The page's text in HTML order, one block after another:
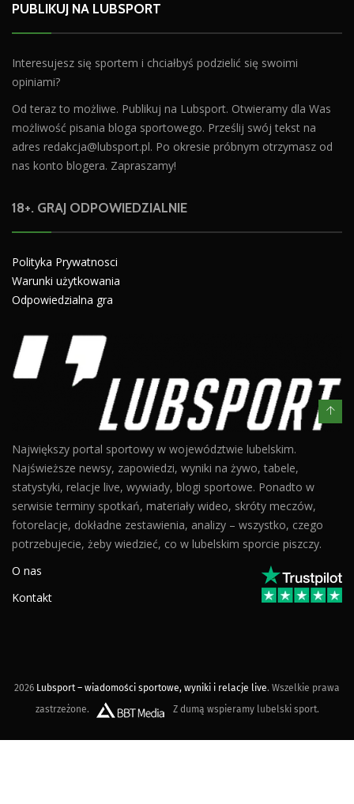
PUBLIKUJ NA LUBSPORT
Interesujesz się sportem i chciałbyś podzielić się swoimi
opiniami?
Od teraz to możliwe. Publikuj na Lubsport. Otwieramy dla Was
możliwość pisania bloga sportowego. Prześlij swój tekst na
adres redakcja@lubsport.pl. Po okresie próbnym otrzymasz od
nas konto blogera. Zapraszamy!
18+. GRAJ ODPOWIEDZIALNIE
Polityka Prywatnosci
Warunki użytkowania
Odpowiedzialna gra
Największy portal sportowy w województwie lubelskim.
Najświeższe newsy, zapowiedzi, wyniki na żywo, tabele,
statystyki, relacje live, wywiady, blogi sportowe. Ponadto w
serwisie terminy spotkań, materiały wideo, skróty meczów,
fotorelacje, dokładne zestawienia, analizy – wszystko, czego
potrzebujecie, żeby wiedzieć, co w lubelskim sporcie piszczy.
O nas
Kontakt
2026 Lubsport – wiadomości sportowe, wyniki i relacje live. Wszelkie prawa
zastrzeżone.
Z dumą wspieramy lubelski sport.